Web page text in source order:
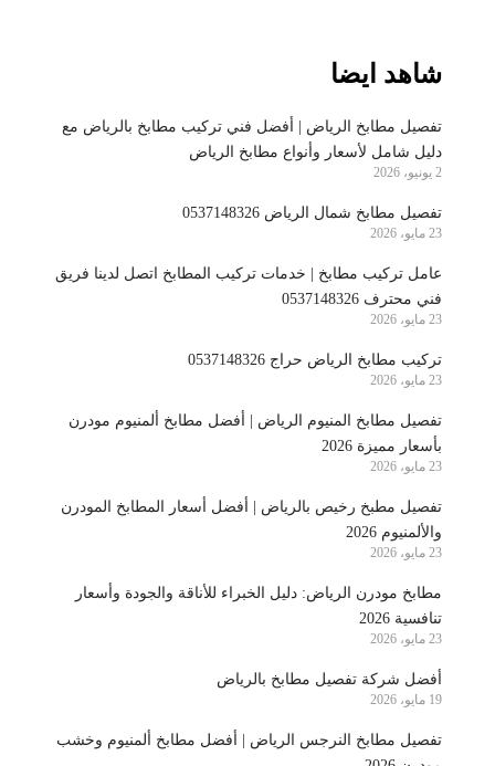
شاهد ايضا
تفصيل مطابخ الرياض | أفضل فني تركيب مطابخ بالرياض مع
دليل شامل لأسعار وأنواع مطابخ الرياض
2 يونيو، 2026
تفصيل مطابخ شمال الرياض 0537148326
23 مايو، 2026
عامل تركيب مطابخ | خدمات تركيب المطابخ اتصل لدينا فريق
فني محترف 0537148326
23 مايو، 2026
تركيب مطابخ الرياض حراج 0537148326
23 مايو، 2026
تفصيل مطابخ المنيوم الرياض | أفضل مطابخ ألمنيوم مودرن
بأسعار مميزة 2026
23 مايو، 2026
تفصيل مطبخ رخيص بالرياض | أفضل أسعار المطابخ المودرن
والألمنيوم 2026
23 مايو، 2026
مطابخ مودرن الرياض: دليل الخبراء للأناقة والجودة وأسعار
تنافسية 2026
23 مايو، 2026
أفضل شركة تفصيل مطابخ بالرياض
19 مايو، 2026
تفصيل مطابخ النرجس الرياض | أفضل مطابخ ألمنيوم وخشب